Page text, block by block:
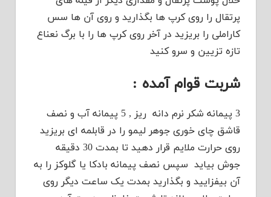
پرتقال را روی کرپ ها بگذارید و روی آن ها سس
کاراملی را بریزید در آخر روی کرپ ها را با برگ نعناع
تازه تزیین و سرو کنید
شربت قوام آمده :
3 پیمانه شکر نرم دانه ریز , 5 پیمانه آب و نصف
قاشق چای خوری جوهر لیمو را در قابلمه ای بریزید
روی حرارت ملایم قرار دهید تا بمدت 30 دقیقه
جوش بیاید سپس نصف پیمانه بادکا یا گلوکز را به
آن بیفزایید و بگذارید بمدت یک ساعت دیگر روی